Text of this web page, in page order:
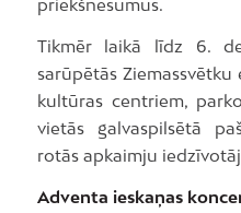
priekšnesumus.
Tikmēr laikā līdz 6.
sarūpētās
kultūras centriem,
vietās galvaspilsētā
rotās apkaimju
Adventa ieskaņas